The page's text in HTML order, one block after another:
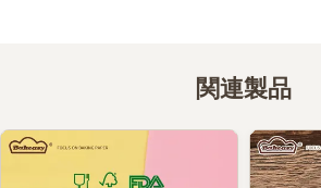
関連製品